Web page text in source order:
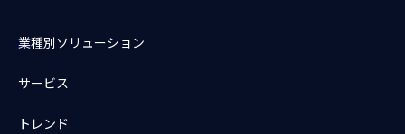
業種別ソリューション
サービス
トレンド